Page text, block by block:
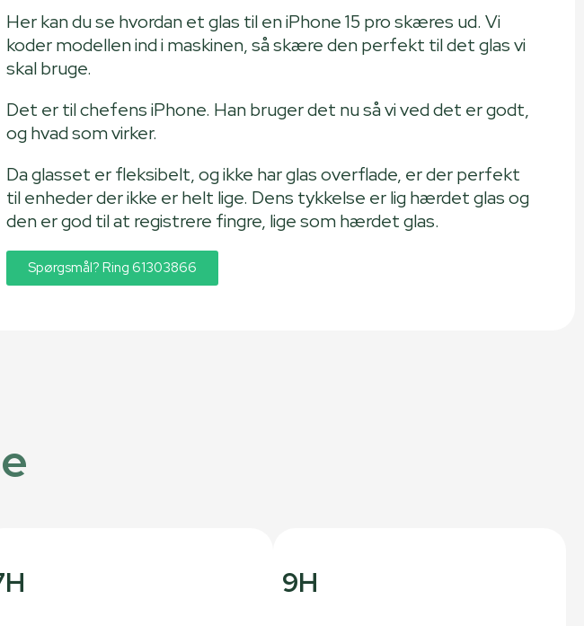
Her kan du se hvordan et glas til en iPhone 15 pro skæres ud. Vi
koder modellen ind i maskinen, så skære den perfekt til det glas vi
skal bruge.
Det er til chefens iPhone. Han bruger det nu så vi ved det er godt,
og hvad som virker.
Da glasset er fleksibelt, og ikke har glas overflade, er der perfekt
til enheder der ikke er helt lige. Dens tykkelse er lig hærdet glas og
den er god til at registrere fingre, lige som hærdet glas.
Spørgsmål? Ring 61303866
9H